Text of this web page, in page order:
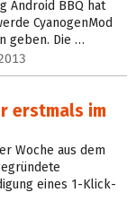
Android BBQ hat
CyanogenMod
geben. Die …
erstmals im
Woche aus dem
eines 1-Klick-